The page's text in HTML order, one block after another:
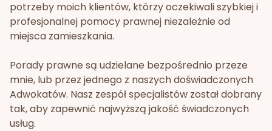
potrzeby moich klientów, którzy oczekiwali szybkiej i
profesjonalnej pomocy prawnej niezależnie od
miejsca zamieszkania.
Porady prawne są udzielane bezpośrednio przeze
mnie, lub przez jednego z naszych doświadczonych
Adwokatów. Nasz zespół specjalistów został dobrany
tak, aby zapewnić najwyższą jakość świadczonych
usług.